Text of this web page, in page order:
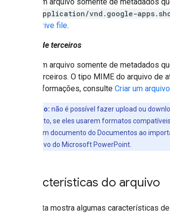
application/vnd.google-
Drive file.
Atalho de terceiros
Um arquivo somente de metadados
terceiros. O tipo MIME do arquivo de
informações, consulte Criar um
Observação: não é possível fazer upload ou
Drive. No entanto, se eles usarem formatos
possível criar um documento do Documentos ao
como um arquivo do Microsoft PowerPoint.
Características do arquivo
Esta lista mostra algumas características